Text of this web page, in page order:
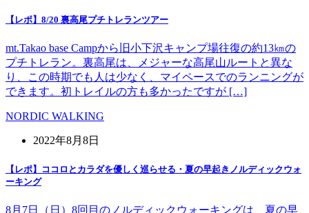
【レポ】8/20 裏高尾プチトレランツアー
mt.Takao base Campから旧小下沢キャンプ場往復の約13㎞の
プチトレラン。裏高尾は、メジャーな高尾山ルートと異な
り、この時期でも人は少なく、マイペースでのランニングが
できます。初トレイルの方も多かったですが […]
NORDIC WALKING
2022年8月8日
【レポ】ココロとカラダを優しく巡らせる・夏の早起きノルディックウォ
ーキング
8月7日（日）8回目のノルディックウォーキングは、夏の早